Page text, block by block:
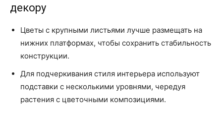
декору
Цветы с крупными листьями лучше размещать на
нижних платформах, чтобы сохранить стабильность
конструкции.
Для подчеркивания стиля интерьера используют
подставки с несколькими уровнями, чередуя
растения с цветочными композициями.